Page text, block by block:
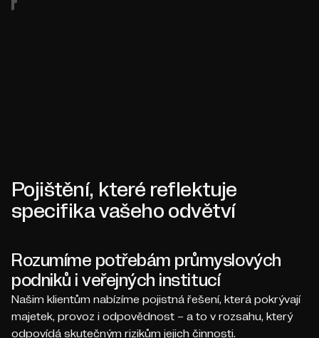
Pojištění, které reflektuje
specifika vašeho odvětví
Rozumíme potřebám průmyslových
podniků i veřejných institucí
Našim klientům nabízíme pojistná řešení, která pokrývají
majetek, provoz i odpovědnost – a to v rozsahu, který
odpovídá skutečným rizikům jejich činnosti.